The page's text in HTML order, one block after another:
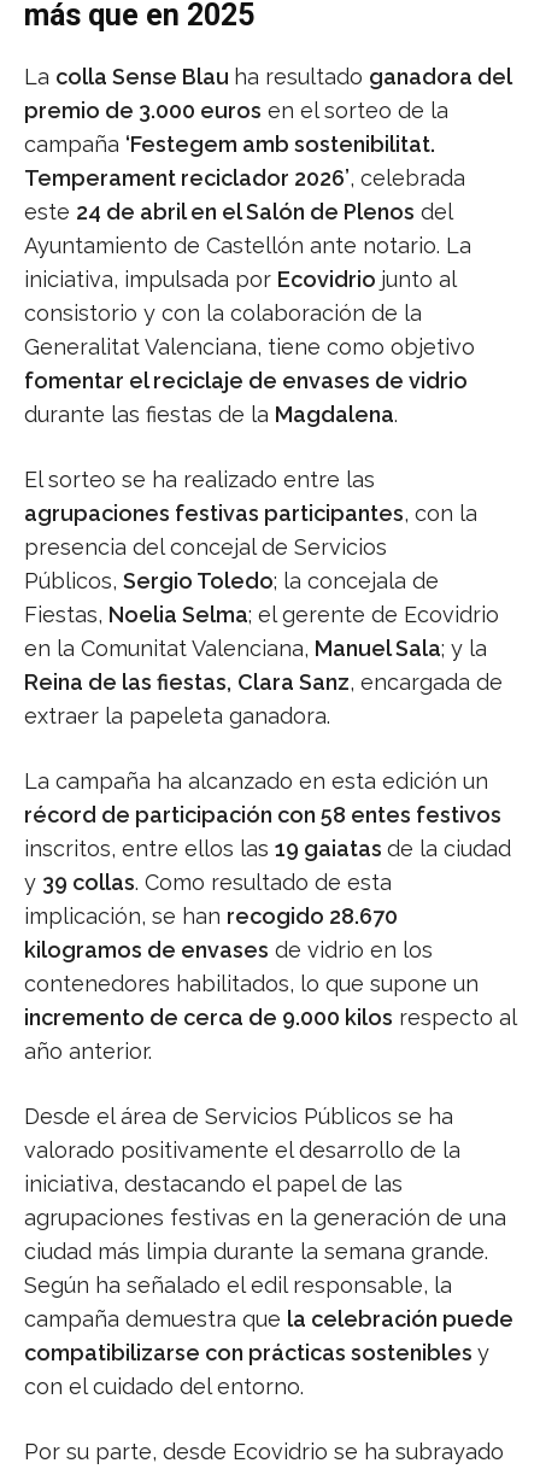
más que en 2025
La colla Sense Blau ha resultado ganadora del
premio de 3.000 euros en el sorteo de la
campaña ‘Festegem amb sostenibilitat.
Temperament reciclador 2026’, celebrada
este 24 de abril en el Salón de Plenos del
Ayuntamiento de Castellón ante notario. La
iniciativa, impulsada por Ecovidrio junto al
consistorio y con la colaboración de la
Generalitat Valenciana, tiene como objetivo
fomentar el reciclaje de envases de vidrio
durante las fiestas de la Magdalena.
El sorteo se ha realizado entre las
agrupaciones festivas participantes, con la
presencia del concejal de Servicios
Públicos, Sergio Toledo; la concejala de
Fiestas, Noelia Selma; el gerente de Ecovidrio
en la Comunitat Valenciana, Manuel Sala; y la
Reina de las fiestas, Clara Sanz, encargada de
extraer la papeleta ganadora.
La campaña ha alcanzado en esta edición un
récord de participación con 58 entes festivos
inscritos, entre ellos las 19 gaiatas de la ciudad
y 39 collas. Como resultado de esta
implicación, se han recogido 28.670
kilogramos de envases de vidrio en los
contenedores habilitados, lo que supone un
incremento de cerca de 9.000 kilos respecto al
año anterior.
Desde el área de Servicios Públicos se ha
valorado positivamente el desarrollo de la
iniciativa, destacando el papel de las
agrupaciones festivas en la generación de una
ciudad más limpia durante la semana grande.
Según ha señalado el edil responsable, la
campaña demuestra que la celebración puede
compatibilizarse con prácticas sostenibles y
con el cuidado del entorno.
Por su parte, desde Ecovidrio se ha subrayado